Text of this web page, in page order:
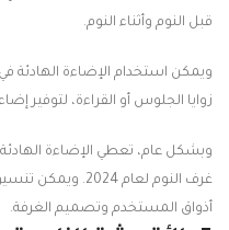
قبل النوم وأثناء النوم.
ويمكن استخدام الإضاءة الهادئة في
زوايا الجلوس أو القراءة، لتوفير
وبشكل عام، تعطي الإضاءة
غرف النوم لعام
أذواق المستخدم وتصميم الغرفة.